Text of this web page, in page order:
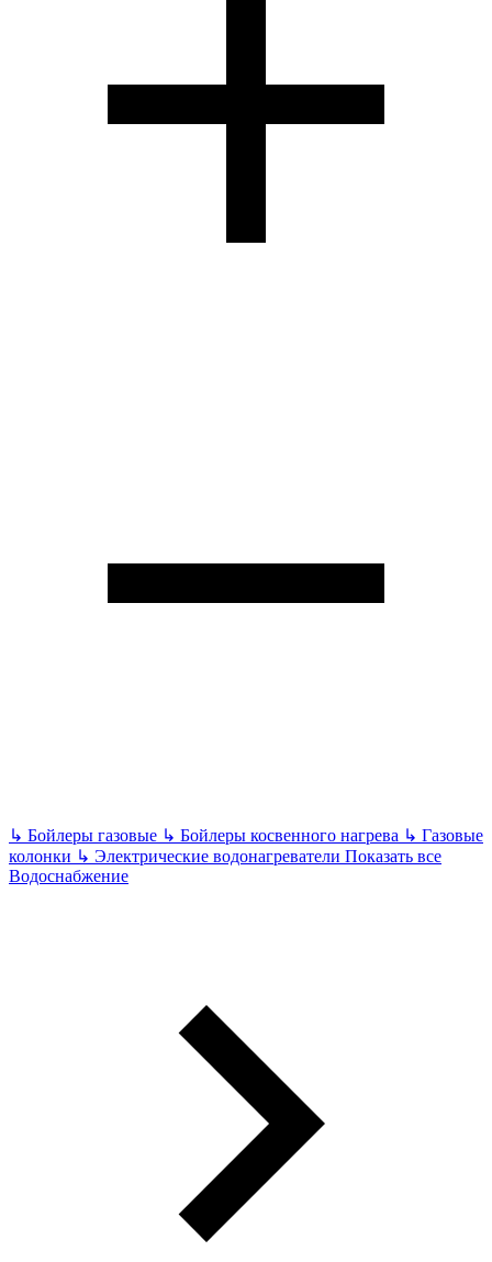
↳ Бойлеры газовые ↳ Бойлеры косвенного нагрева ↳ Газовые
колонки ↳ Электрические водонагреватели Показать все
Водоснабжение